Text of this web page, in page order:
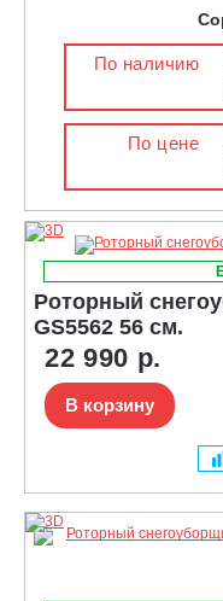
По наличию
По цене
Роторный
GS5562 56 см.
22 990 р.
В корзину